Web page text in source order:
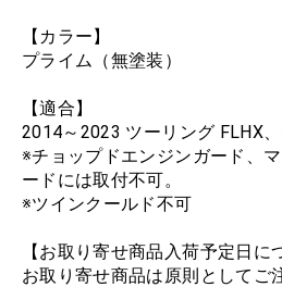
【カラー】
プライム（無塗装）
【適合】
2014～2023 ツーリング FLHX
※チョップドエンジンガード、
ードには取付不可。
※ツインクールド不可
【お取り寄せ商品入荷予定日に
お取り寄せ商品は原則としてご